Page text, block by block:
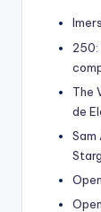
The
de
Sam